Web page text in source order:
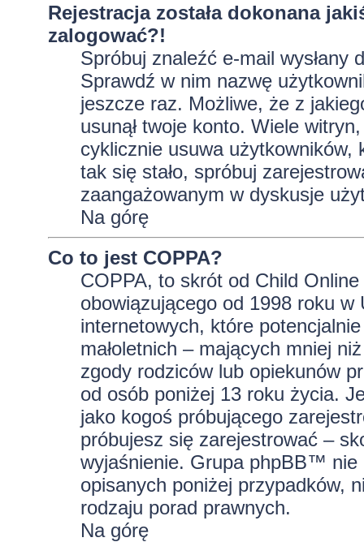
Rejestracja została dokonana
zalogować?!
Spróbuj znaleźć e-mail wysłany
Sprawdź w nim nazwę
jeszcze raz. Możliwe, że z
usunął twoje konto. Wiele
cyklicznie usuwa użytkowników,
tak się stało, spróbuj
zaangażowanym w dyskusje
Na górę
Co to jest COPPA?
COPPA, to skrót od Child
obowiązującego od 1998 roku w
internetowych, które
małoletnich – mających mniej
zgody rodziców lub opiekunów
od osób poniżej 13 roku życia.
jako kogoś próbującego
próbujesz się zarejestrować –
wyjaśnienie. Grupa phpBB™ nie
opisanych poniżej przypadków,
rodzaju porad prawnych.
Na górę